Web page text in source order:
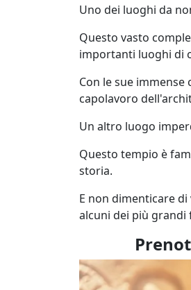
Uno dei luoghi da
Questo vasto
importanti luoghi di
Con le sue
capolavoro
Un altro luogo
Questo tempio è
storia.
E non dimenticare di
alcuni dei più grandi